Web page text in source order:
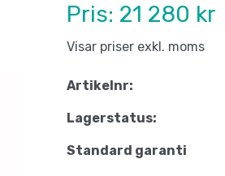
Pris: 21 280 kr
Visar priser exkl. moms
Artikelnr:
Lagerstatus:
Standard garanti